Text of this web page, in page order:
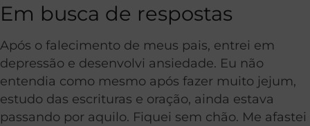
Em busca de respostas
Após o falecimento de meus pais, entrei em
depressão e desenvolvi ansiedade. Eu não
entendia como mesmo após fazer muito jejum,
estudo das escrituras e oração, ainda estava
passando por aquilo. Fiquei sem chão. Me afastei